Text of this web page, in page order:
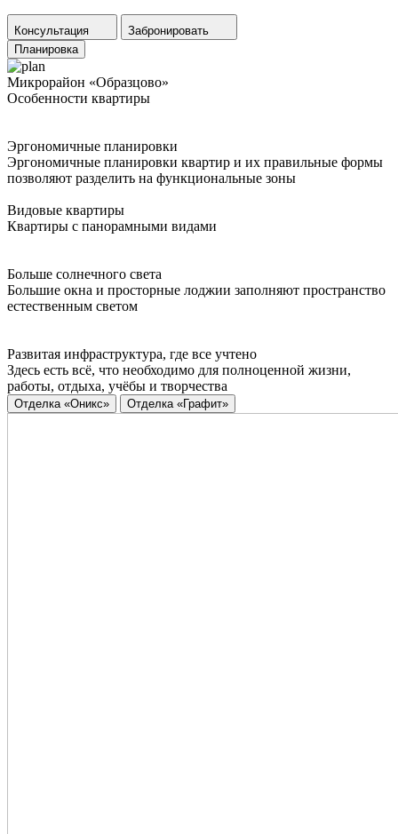
Консультация
Забронировать
Планировка
Микрорайон «Образцово»
Особенности квартиры
Эргономичные планировки
Эргономичные планировки квартир и их правильные формы
позволяют разделить на функциональные зоны
Видовые квартиры
Квартиры с панорамными видами
Больше солнечного света
Большие окна и просторные лоджии заполняют пространство
естественным светом
Развитая инфраструктура, где все учтено
Здесь есть всё, что необходимо для полноценной жизни,
работы, отдыха, учёбы и творчества
Отделка «Оникс» Отделка «Графит»